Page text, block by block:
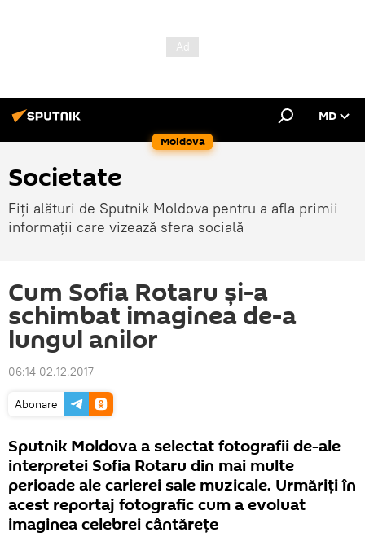
Moldova
MD
Societate
Fiți alături de Sputnik Moldova pentru a afla primii
informații care vizează sfera socială
Cum Sofia Rotaru și-a
schimbat imaginea de-a
lungul anilor
06:14 02.12.2017
Abonare
Sputnik Moldova a selectat fotografii de-ale
interpretei Sofia Rotaru din mai multe
perioade ale carierei sale muzicale. Urmăriți în
acest reportaj fotografic cum a evoluat
imaginea celebrei cântărețe